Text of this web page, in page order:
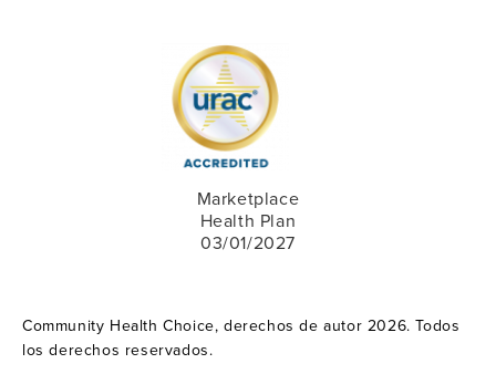
Marketplace
Health Plan
03/01/2027
Community Health Choice, derechos de autor 2026. Todos
los derechos reservados.